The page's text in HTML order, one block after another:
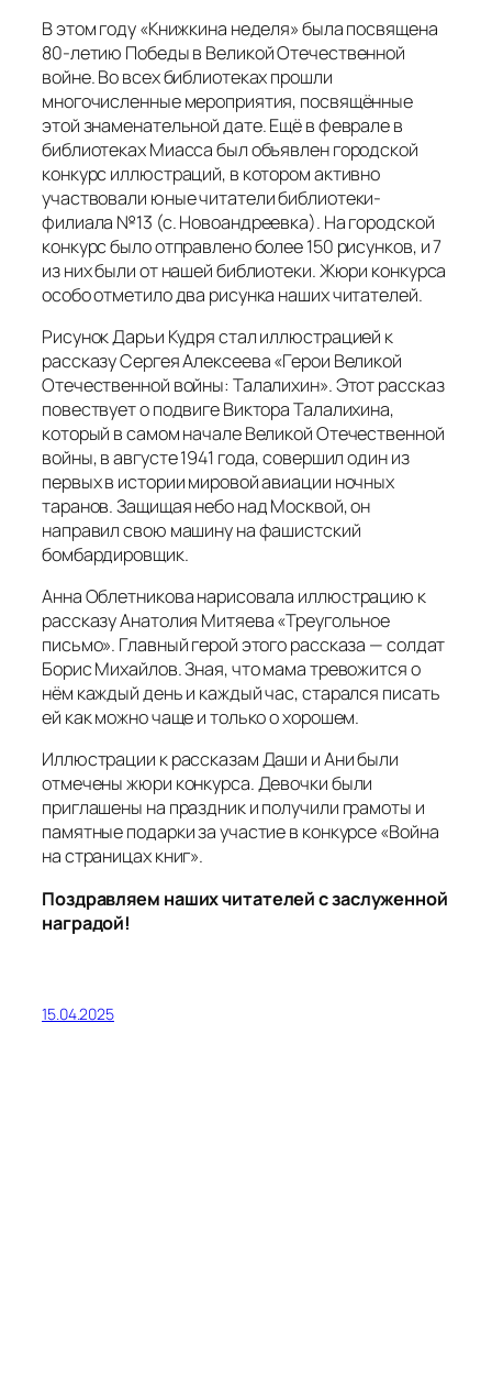
В этом году «Книжкина неделя» была посвящена
80-летию Победы в Великой Отечественной
войне. Во всех библиотеках прошли
многочисленные мероприятия, посвящённые
этой знаменательной дате. Ещё в феврале в
библиотеках Миасса был объявлен городской
конкурс иллюстраций, в котором активно
участвовали юные читатели библиотеки-
филиала №13 (с. Новоандреевка). На городской
конкурс было отправлено более 150 рисунков, и 7
из них были от нашей библиотеки. Жюри конкурса
особо отметило два рисунка наших читателей.
Рисунок Дарьи Кудря стал иллюстрацией к
рассказу Сергея Алексеева «Герои Великой
Отечественной войны: Талалихин». Этот рассказ
повествует о подвиге Виктора Талалихина,
который в самом начале Великой Отечественной
войны, в августе 1941 года, совершил один из
первых в истории мировой авиации ночных
таранов. Защищая небо над Москвой, он
направил свою машину на фашистский
бомбардировщик.
Анна Облетникова нарисовала иллюстрацию к
рассказу Анатолия Митяева «Треугольное
письмо». Главный герой этого рассказа — солдат
Борис Михайлов. Зная, что мама тревожится о
нём каждый день и каждый час, старался писать
ей как можно чаще и только о хорошем.
Иллюстрации к рассказам Даши и Ани были
отмечены жюри конкурса. Девочки были
приглашены на праздник и получили грамоты и
памятные подарки за участие в конкурсе «Война
на страницах книг».
Поздравляем наших читателей с заслуженной
наградой!
15.04.2025